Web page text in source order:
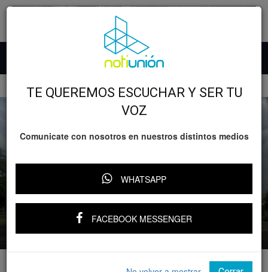
GOBIERNO
SSP, FGE y Marina aseguran 45
máquinas tragamonedas en Lázaro
TE QUEREMOS ESCUCHAR Y SER TU
VOZ
Comunicate con nosotros en nuestros distintos medios
WHATSAPP
FACEBOOK MESSENGER